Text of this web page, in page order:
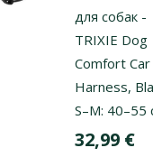
для собак -
TRIXIE Dog
Comfort Car
Harness,
S–M: 40–55
Цена
32,99 €